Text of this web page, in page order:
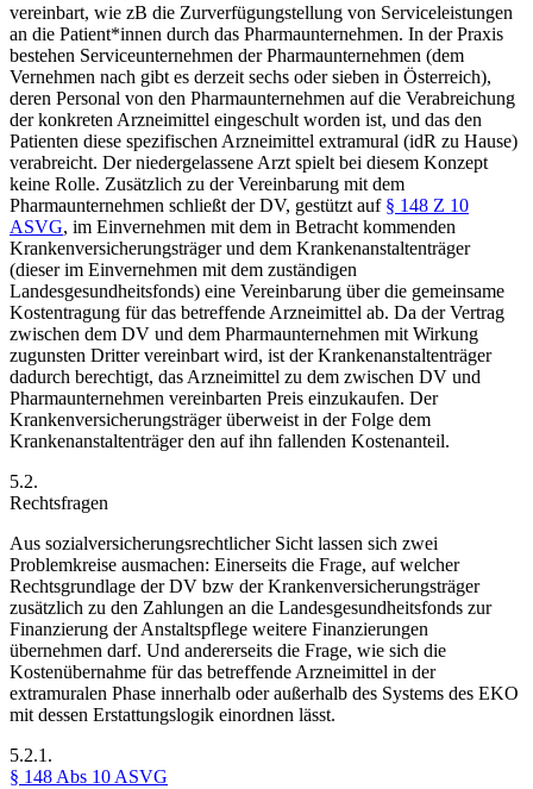
vereinbart, wie zB die Zurverfügungstellung von Serviceleistungen
an die Patient*innen durch das Pharmaunternehmen. In der Praxis
bestehen Serviceunternehmen der Pharmaunternehmen (dem
Vernehmen nach gibt es derzeit sechs oder sieben in Österreich),
deren Personal von den Pharmaunternehmen auf die Verabreichung
der konkreten Arzneimittel eingeschult worden ist, und das den
Patienten diese spezifischen Arzneimittel extramural (idR zu Hause)
verabreicht. Der niedergelassene Arzt spielt bei diesem Konzept
keine Rolle. Zusätzlich zu der Vereinbarung mit dem
Pharmaunternehmen schließt der DV, gestützt auf § 148 Z 10
ASVG, im Einvernehmen mit dem in Betracht kommenden
Krankenversicherungsträger und dem Krankenanstaltenträger
(dieser im Einvernehmen mit dem zuständigen
Landesgesundheitsfonds) eine Vereinbarung über die gemeinsame
Kostentragung für das betreffende Arzneimittel ab. Da der Vertrag
zwischen dem DV und dem Pharmaunternehmen mit Wirkung
zugunsten Dritter vereinbart wird, ist der Krankenanstaltenträger
dadurch berechtigt, das Arzneimittel zu dem zwischen DV und
Pharmaunternehmen vereinbarten Preis einzukaufen. Der
Krankenversicherungsträger überweist in der Folge dem
Krankenanstaltenträger den auf ihn fallenden Kostenanteil.
5.2.
Rechtsfragen
Aus sozialversicherungsrechtlicher Sicht lassen sich zwei
Problemkreise ausmachen: Einerseits die Frage, auf welcher
Rechtsgrundlage der DV bzw der Krankenversicherungsträger
zusätzlich zu den Zahlungen an die Landesgesundheitsfonds zur
Finanzierung der Anstaltspflege weitere Finanzierungen
übernehmen darf. Und andererseits die Frage, wie sich die
Kostenübernahme für das betreffende Arzneimittel in der
extramuralen Phase innerhalb oder außerhalb des Systems des EKO
mit dessen Erstattungslogik einordnen lässt.
5.2.1.
§ 148 Abs 10 ASVG